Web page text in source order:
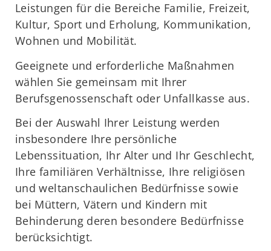
Leistungen für die Bereiche Familie, Freizeit,
Kultur, Sport und Erholung, Kommunikation,
Wohnen und Mobilität.
Geeignete und erforderliche Maßnahmen
wählen Sie gemeinsam mit Ihrer
Berufsgenossenschaft oder Unfallkasse aus.
Bei der Auswahl Ihrer Leistung werden
insbesondere Ihre persönliche
Lebenssituation, Ihr Alter und Ihr Geschlecht,
Ihre familiären Verhältnisse, Ihre religiösen
und weltanschaulichen Bedürfnisse sowie
bei Müttern, Vätern und Kindern mit
Behinderung deren besondere Bedürfnisse
berücksichtigt.